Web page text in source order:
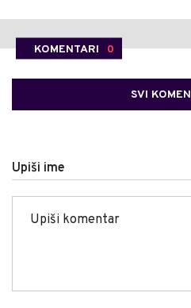
KOMENTARI 0
SVI
Upiši ime